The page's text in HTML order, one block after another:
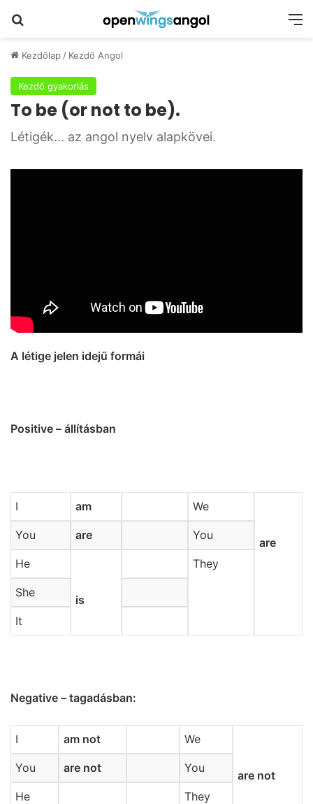
Kezdőlap / Kezdő Angol
Kezdő gyakorlás
To be (or not to be).
Létigék... az angol nyelv alapkövei.
A létige jelen idejű formái
Positive – állításban
I am We
are
You are You
He
is
They
She
It
Negative – tagadásban:
I am not We
are not
You are not You
He They